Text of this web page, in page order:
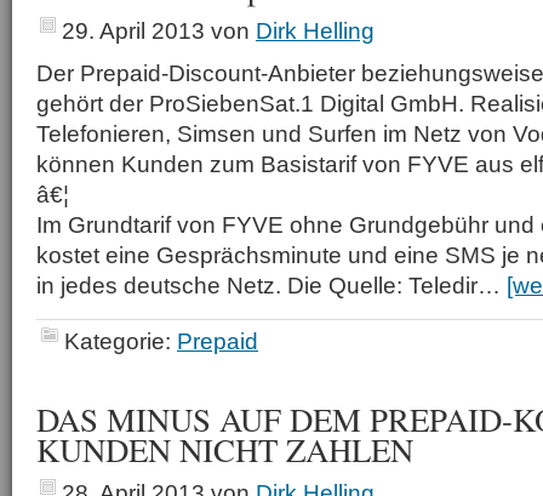
29. April 2013 von Dirk Helling
Der Prepaid-Discount-Anbieter
gehört der ProSiebenSat.1 Digital GmbH.
Telefonieren, Simsen und Surfen im Netz von
können Kunden zum Basistarif von FYVE aus
â€¦
Im Grundtarif von FYVE ohne Grundgebühr
kostet eine Gesprächsminute und eine SMS je
in jedes deutsche Netz. Die Quelle: Teledir…
Kategorie: Prepaid
DAS MINUS AUF DEM PREPAID-
KUNDEN NICHT ZAHLEN